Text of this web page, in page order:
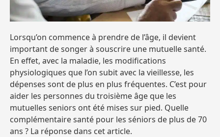
Lorsqu’on commence à prendre de l’âge, il devient
important de songer à souscrire une mutuelle santé.
En effet, avec la maladie, les modifications
physiologiques que l’on subit avec la vieillesse, les
dépenses sont de plus en plus fréquentes. C’est pour
aider les personnes du troisième âge que les
mutuelles seniors ont été mises sur pied. Quelle
complémentaire santé pour les séniors de plus de 70
ans ? La réponse dans cet article.